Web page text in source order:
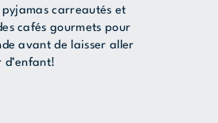
pyjamas carreautés et
cafés gourmets pour
avant de laisser aller